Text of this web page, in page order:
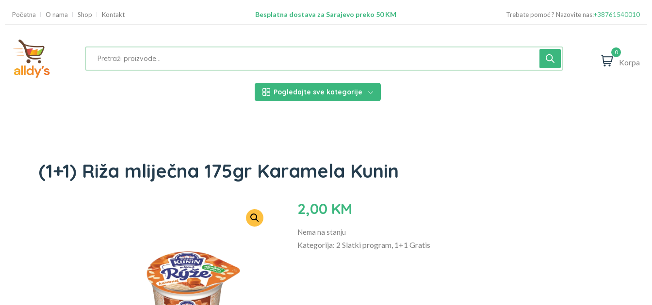
Početna O nama Shop Kontakt
Besplatna dostava za Sarajevo preko 50 KM
Trebate pomoć ? Nazovite nas:+38761540010
0
Korpa
Pogledajte sve kategorije
(1+1) Riža mliječna 175gr Karamela Kunin
2,00 KM
Nema na stanju
Kategorija: 2 Slatki program, 1+1 Gratis